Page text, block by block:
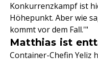
Konkurrenzkampf ist
Höhepunkt. Aber wie
kommt vor dem Fall.'"
Matthias ist
Container-Chefin Yeliz